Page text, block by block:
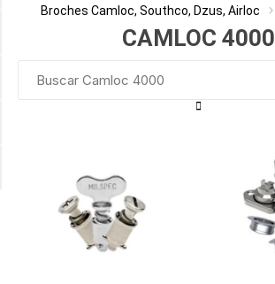
Broches Camloc, Southco, Dzus, Airloc
CAMLOC 4000
Largo